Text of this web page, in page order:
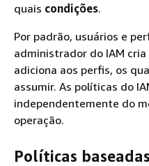
quais condições.
Por padrão, usuários e
administrador do IAM
adiciona aos perfis, os
assumir. As políticas do
independentemente do
operação.
Políticas